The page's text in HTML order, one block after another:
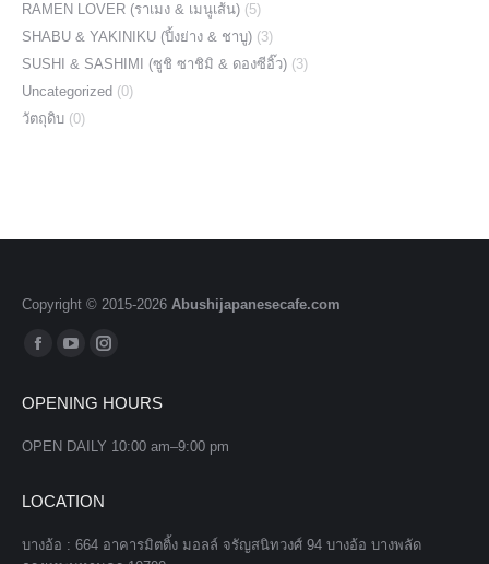
RAMEN LOVER (ราเมง & เมนูเส้น) (5)
SHABU & YAKINIKU (ปิ้งย่าง & ชาบู) (3)
SUSHI & SASHIMI (ซูชิ ซาชิมิ & ดองซีอิ๊ว) (3)
Uncategorized (0)
วัตถุดิบ (0)
Copyright © 2015-2026 Abushijapanesecafe.com
Find us on:
Facebook
opens
in
window
YouTube
opens
in
window
Instagram
opens
in
window
OPENING HOURS
OPEN DAILY 10:00 am–9:00 pm
LOCATION
บางอ้อ : 664 อาคารมิตติ้ง มอลล์ จรัญสนิทวงศ์ 94 บางอ้อ บางพลัด